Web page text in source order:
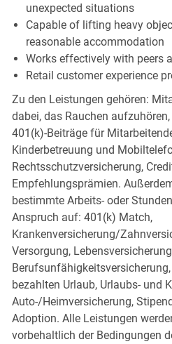
unexpected situations
Capable of lifting heavy
reasonable accommodation
Works effectively with peers
Retail customer experience
Zu den Leistungen gehören:
dabei, das Rauchen
401(k)-Beiträge für
Kinderbetreuung und
Rechtsschutzversicherung,
Empfehlungsprämien.
bestimmte Arbeits- oder
Anspruch auf: 401(k) Match,
Krankenversicherung/
Versorgung,
bezahlten Urlaub, Urlaubs- und
Auto-/Heimversicherung,
Adoption. Alle Leistungen
vorbehaltlich der Bedingungen